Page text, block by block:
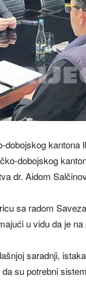
kantona
dobojskog
dr. Aidom
sa radom
u vidu da je
saradnji,
su potrebni